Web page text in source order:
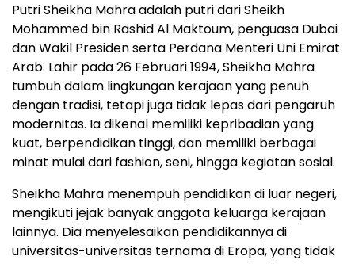
Putri Sheikha Mahra adalah putri dari Sheikh
Mohammed bin Rashid Al Maktoum, penguasa Dubai
dan Wakil Presiden serta Perdana Menteri Uni Emirat
Arab. Lahir pada 26 Februari 1994, Sheikha Mahra
tumbuh dalam lingkungan kerajaan yang penuh
dengan tradisi, tetapi juga tidak lepas dari pengaruh
modernitas. Ia dikenal memiliki kepribadian yang
kuat, berpendidikan tinggi, dan memiliki berbagai
minat mulai dari fashion, seni, hingga kegiatan sosial.
Sheikha Mahra menempuh pendidikan di luar negeri,
mengikuti jejak banyak anggota keluarga kerajaan
lainnya. Dia menyelesaikan pendidikannya di
universitas-universitas ternama di Eropa, yang tidak